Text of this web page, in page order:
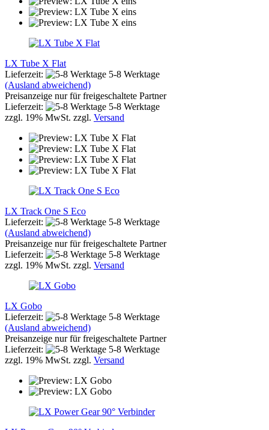
LX Tube X Flat
Lieferzeit:
5-8 Werktage
(Ausland abweichend)
Preisanzeige nur für freigeschaltete Partner
Lieferzeit:
5-8 Werktage
zzgl. 19% MwSt. zzgl. Versand
LX Track One S Eco
Lieferzeit:
5-8 Werktage
(Ausland abweichend)
Preisanzeige nur für freigeschaltete Partner
Lieferzeit:
5-8 Werktage
zzgl. 19% MwSt. zzgl. Versand
LX Gobo
Lieferzeit:
5-8 Werktage
(Ausland abweichend)
Preisanzeige nur für freigeschaltete Partner
Lieferzeit:
5-8 Werktage
zzgl. 19% MwSt. zzgl. Versand